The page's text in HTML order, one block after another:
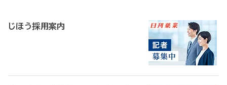
じほう採用案内